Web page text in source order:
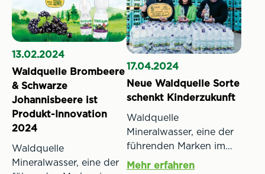
13.02.2024
Waldquelle Brombeere
& Schwarze
Johannisbeere ist
Produkt-Innovation
2024
Waldquelle
Mineralwasser, eine der
17.04.2024
Neue Waldquelle Sorte
schenkt Kinderzukunft
Waldquelle
Mineralwasser, eine der
führenden Marken im
Bereich spritziger
Mehr erfahren